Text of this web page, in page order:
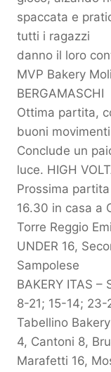
spaccata e
tutti i ragazzi
danno il loro
MVP Bakery
BERGAMASCHI
Ottima partita,
buoni
Conclude un
luce. HIGH
Prossima
16.30 in casa a
Torre Reggio
UNDER 16,
Sampolese
BAKERY ITAS
8-21; 15-14; 23-
Tabellino
4, Cantoni 8,
Marafetti 16,